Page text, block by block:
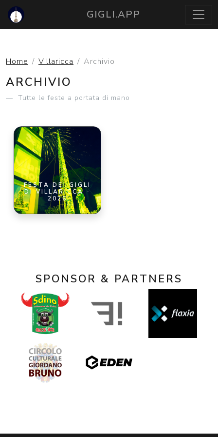
GIGLI.APP
Home Villaricca Archivio
ARCHIVIO
Tutte le feste a portata di mano
FESTA DEI GIGLI
DI VILLARICCA -
2026
SPONSOR & PARTNERS